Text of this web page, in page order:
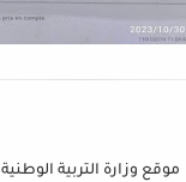
موقع وزارة التربية الوطنية